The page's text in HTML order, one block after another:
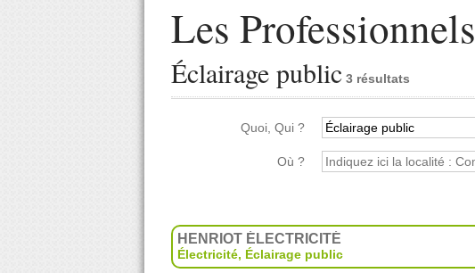
Les Professionnels
Éclairage public 3 résultats
Quoi, Qui ?
Où ?
HENRIOT ÉLECTRICITÉ
Électricité, Éclairage public